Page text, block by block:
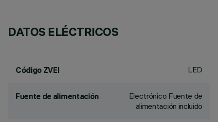
DATOS ELÉCTRICOS
Código ZVEI LED
Fuente de alimentación
Electrónico Fuente de
alimentación incluido